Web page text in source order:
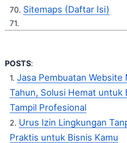
Sitemaps (Daftar Isi)
POSTS:
Jasa Pembuatan Website
Tahun, Solusi Hemat untuk
Tampil Profesional
Urus Izin Lingkungan
Praktis untuk Bisnis Kamu